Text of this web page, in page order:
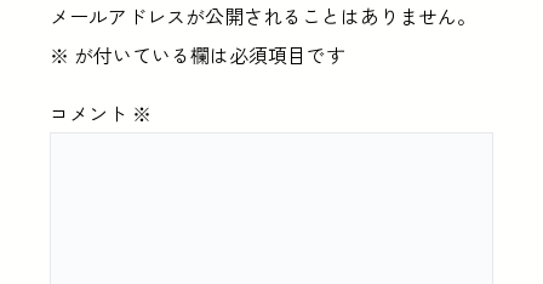
メールアドレスが公開されることはありません。
※ が付いている欄は必須項目です
コメント ※